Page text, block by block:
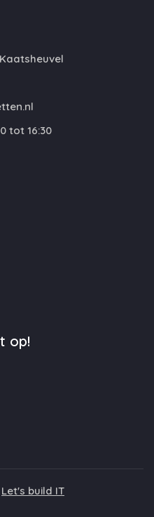
tot 16:30
op!
Let's build IT